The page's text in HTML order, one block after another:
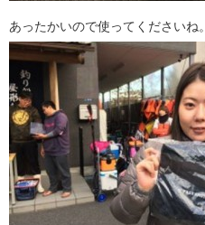
あったかいので使ってくださいね。